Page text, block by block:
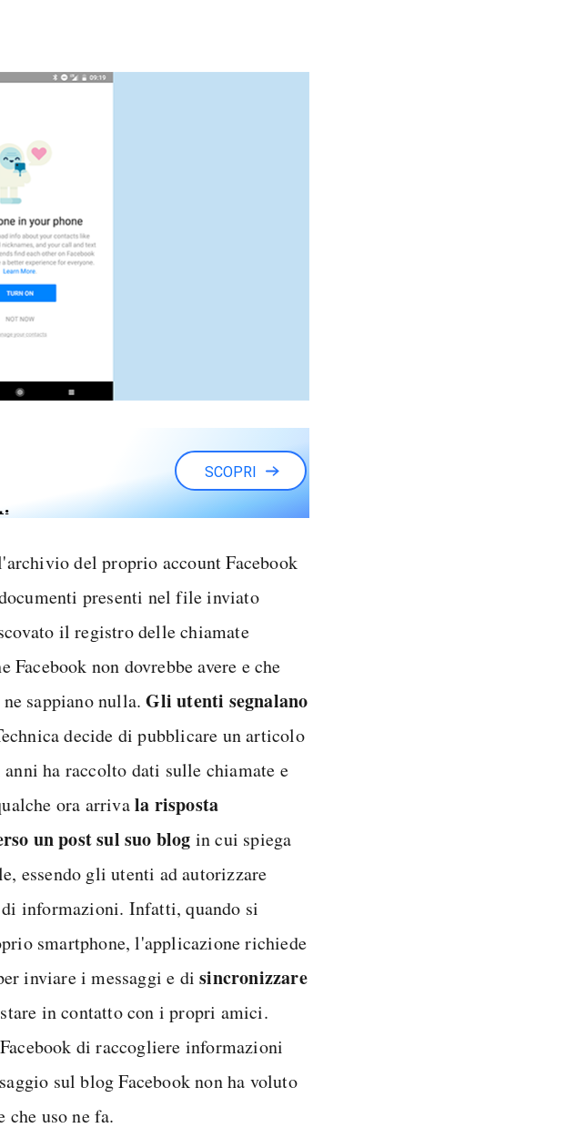
SCOPRI
del proprio account Facebook
presenti nel file inviato
il registro delle chiamate
non dovrebbe avere e che
sappiano nulla.Gli utenti segnalano
decide di pubblicare un articolo
ha raccolto dati sulle chiamate e
ora arrivala risposta
un post sul suo blog in cui spiega
essendo gli utenti ad autorizzare
informazioni. Infatti, quando si
smartphone, l'applicazione richiede
inviare i messaggi e disincronizzare
in contatto con i propri amici.
di raccogliere informazioni
sul blog Facebook non ha voluto
che uso ne fa.